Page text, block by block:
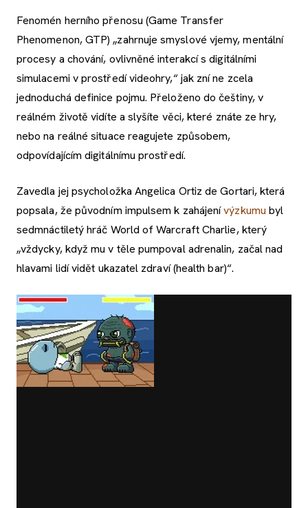
Fenomén herního přenosu (Game Transfer
Phenomenon, GTP) „zahrnuje smyslové vjemy, mentální
procesy a chování, ovlivněné interakcí s digitálními
simulacemi v prostředí videohry,“ jak zní ne zcela
jednoduchá definice pojmu. Přeloženo do češtiny, v
reálném životě vidíte a slyšíte věci, které znáte ze hry,
nebo na reálné situace reagujete způsobem,
odpovídajícím digitálnímu prostředí.
Zavedla jej psycholožka Angelica Ortiz de Gortari, která
popsala, že původním impulsem k zahájenívýzkumu byl
sedmnáctiletý hráč World of Warcraft Charlie, který
„vždycky, když mu v těle pumpoval adrenalin, začal nad
hlavami lidí vidět ukazatel zdraví (health bar)“.